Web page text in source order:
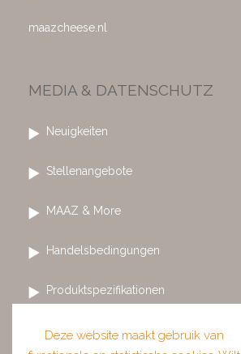
maazcheese.nl
MEDIA & DATENSCHUTZ
Neuigkeiten
Stellenangebote
MAAZ & More
Handelsbedingungen
Produktspezifikationen
Datenschutz und Cookies
Deze website maakt gebruik van